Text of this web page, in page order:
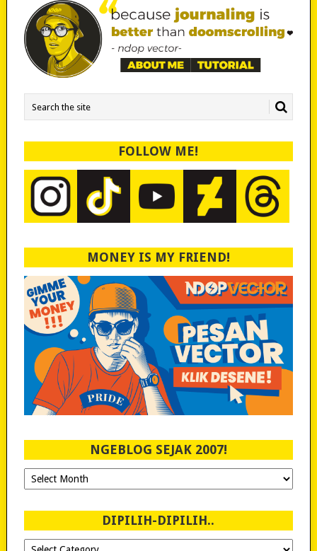
FOLLOW ME!
MONEY IS MY FRIEND!
NGEBLOG SEJAK 2007!
Ngeblog
Sejak
DIPILIH-DIPILIH..
Dipilih-